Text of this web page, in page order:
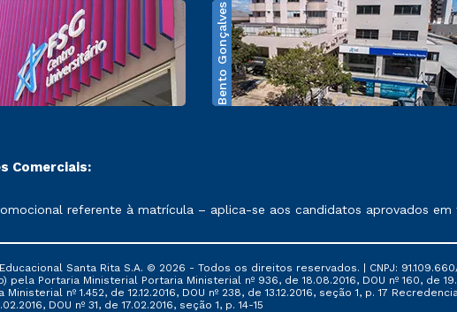
Bento Gonçalves
Comerciais:
de rematrícula conforme exposto no contrato de prestação de
referente à matrícula – aplica-se aos candidatos aprovados em
Santa Rita S.A. © 2026 - Todos os direitos reservados. | CNPJ:
pela Portaria Ministerial Portaria Ministerial nº 936, de 18.08.2016, DOU nº 160, de
Ministerial nº 1.452, de 12.12.2016, DOU nº 238, de 13.12.2016, seção 1, p. 17
DOU nº 31, de 17.02.2016, seção 1, p. 14-15